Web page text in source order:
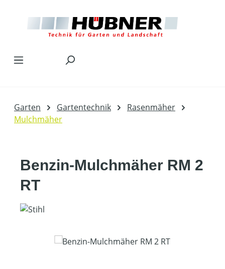
Garten Gartentechnik
Rasenmäher
Mulchmäher
Benzin-Mulchmäher RM 2
RT
Bildergalerie überspringen